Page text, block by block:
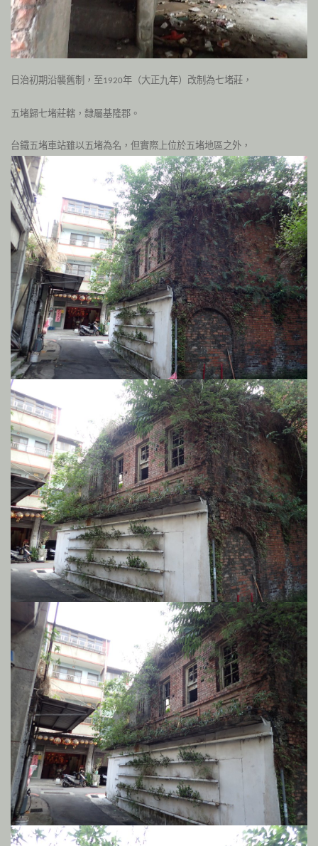
日治初期沿襲舊制，至1920年（大正九年）改制為七堵莊，
五堵歸七堵莊轄，隸屬基隆郡。
台鐵五堵車站雖以五堵為名，但實際上位於五堵地區之外，